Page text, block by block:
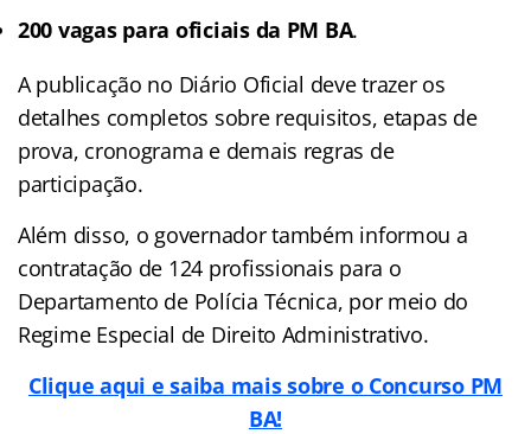
200 vagas para oficiais da PM BA.
A publicação no Diário Oficial deve trazer os
detalhes completos sobre requisitos, etapas de
prova, cronograma e demais regras de
participação.
Além disso, o governador também informou a
contratação de 124 profissionais para o
Departamento de Polícia Técnica, por meio do
Regime Especial de Direito Administrativo.
Clique aqui e saiba mais sobre o Concurso PM
BA!